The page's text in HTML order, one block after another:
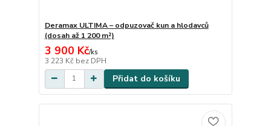
Deramax ULTIMA – odpuzovač kun a hlodavců
(dosah až 1 200 m²)
3 900 Kč/ks
3 223 Kč bez DPH
Přidat do košíku